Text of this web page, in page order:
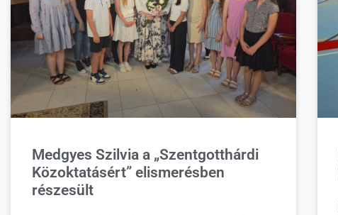
Medgyes Szilvia a „Szentgotthárdi
Közoktatásért” elismerésben
részesült